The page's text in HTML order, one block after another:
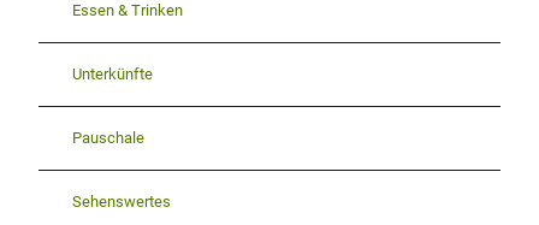
Essen & Trinken
Unterkünfte
Pauschale
Sehenswertes